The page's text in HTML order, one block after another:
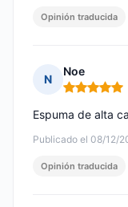
Opinión traducida
N
Noe
Nota: 5 de 5
Publicado el 08/12/
Espuma de alta
Opinión traducida